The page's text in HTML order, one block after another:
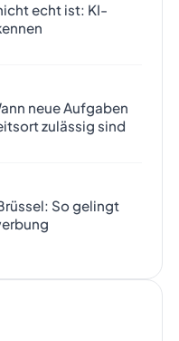
echt ist: KI-
neue Aufgaben
zulässig sind
So gelingt